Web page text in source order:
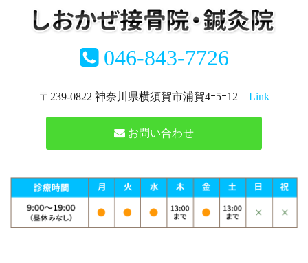
046-843-7726
〒239-0822 神奈川県横須賀市浦賀4ｰ5ｰ12 Link
お問い合わせ